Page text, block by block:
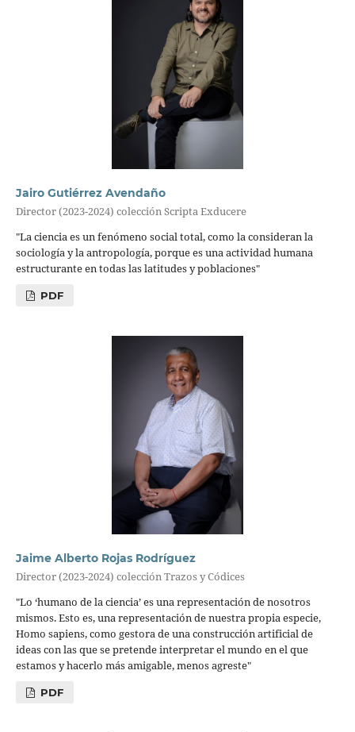
Jairo Gutiérrez Avendaño
Director (2023-2024) colección Scripta Exducere
"La ciencia es un fenómeno social total, como la consideran la
sociología y la antropología, porque es una actividad humana
estructurante en todas las latitudes y poblaciones"
PDF
Jaime Alberto Rojas Rodríguez
Director (2023-2024) colección Trazos y Códices
"Lo ‘humano de la ciencia’ es una representación de nosotros
mismos. Esto es, una representación de nuestra propia especie,
Homo sapiens, como gestora de una construcción artificial de
ideas con las que se pretende interpretar el mundo en el que
estamos y hacerlo más amigable, menos agreste"
PDF